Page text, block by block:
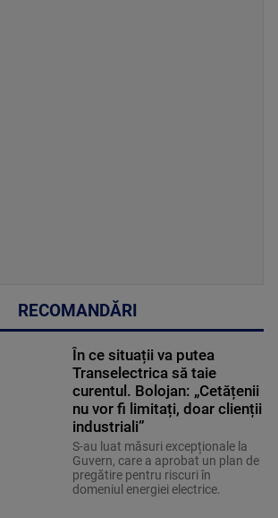
RECOMANDĂRI
În ce situații va putea
Transelectrica să taie
curentul. Bolojan: „Cetățenii
nu vor fi limitați, doar clienții
industriali”
S-au luat măsuri excepționale la
Guvern, care a aprobat un plan de
pregătire pentru riscuri în
domeniul energiei electrice.